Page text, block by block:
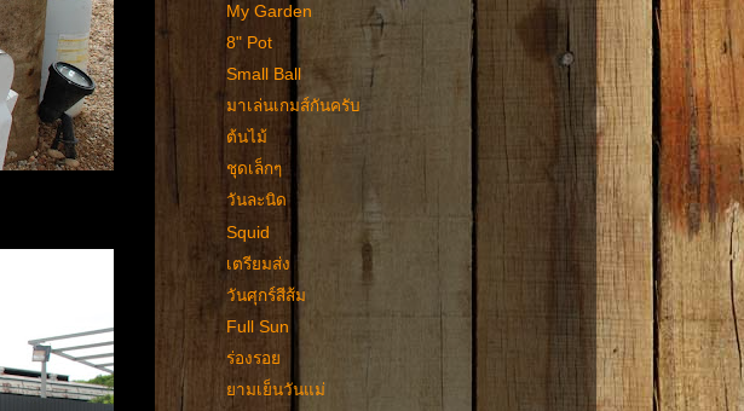
My Garden
8" Pot
Small Ball
มาเล่นเกมส์กันครับ
ต้นไม้
ชุดเล็กๆ
วันละนิด
Squid
เตรียมส่ง
วันศุกร์สีส้ม
Full Sun
ร่องรอย
ยามเย็นวันแม่